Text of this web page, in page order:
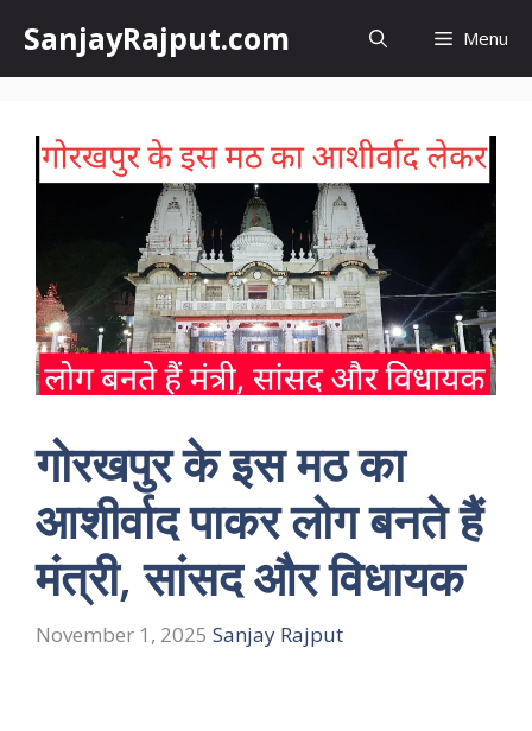
content
SanjayRajput.com Menu
गोरखपुर के इस मठ का
आशीर्वाद पाकर लोग बनते हैं
मंत्री, सांसद और विधायक
November 1, 2025 Sanjay Rajput